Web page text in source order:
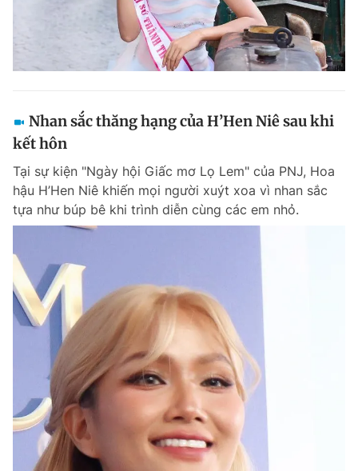
Tiện ích Bạn cần biết
Đọc Thanh Niên trên điện thoại
Theo dõi báo trên
0906 645 777
Liên hệ quảng cáo
0908 780 404
Đặt báo Quảng cáo RSS Tòa soạn
Tổng biên tập: Nguyễn Ngọc Toàn
Phó tổng biên tập thường trực: Hải Thành
Nhan sắc thăng hạng của H’Hen Niê sau khi
kết hôn
Tại sự kiện "Ngày hội Giấc mơ Lọ Lem" của PNJ, Hoa
hậu H’Hen Niê khiến mọi người xuýt xoa vì nhan sắc
tựa như búp bê khi trình diễn cùng các em nhỏ.